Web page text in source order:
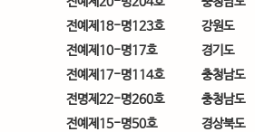
전예제18-명123호
강원도
전예제10-명17호
경기도
전예제17-명114호
충청남도
전명제22-명260호
충청남도
전예제15-명50호
경상북도